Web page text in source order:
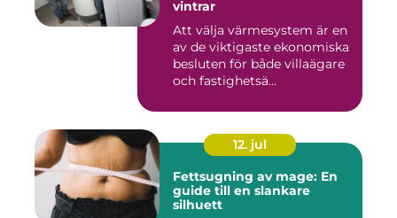
vintrar
Att välja värmesystem är en
av de viktigaste ekonomiska
besluten för både villaägare
och fastighetsä...
12. jul
Fettsugning av mage: En
guide till en slankare
silhuett